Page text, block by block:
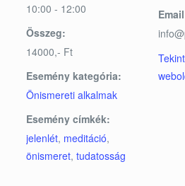
10:00 - 12:00
Összeg:
14000,- Ft
Esemény kategória:
Önismereti alkalmak
Esemény címkék:
jelenlét, meditáció,
önismeret, tudatosság
Email